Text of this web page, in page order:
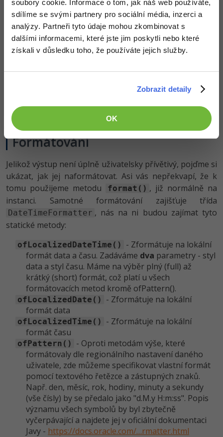
soubory cookie. Informace o tom, jak náš web používáte,
sdílíme se svými partnery pro sociální média, inzerci a
analýzy. Partneři tyto údaje mohou zkombinovat s
dalšími informacemi, které jste jim poskytli nebo které
získali v důsledku toho, že používáte jejich služby.
Zobrazit detaily
OK
tovární metoda, now() , kterou voláme opět přímo na
příslušné třídě:
// Aktuální datum a čas
val datumCas = LocalDateTime.now()
val datum = LocalDate.now()
println(cas)
Formátování
Jelikož výstup není úplně uživatelsky přívětivý, pojďme si
ukázat, jak jej naformátovat. Asi vás nepřekvapí, že k
tomu použijeme metodu
format() , již normálně na
instanci. Samotné formátování zajišťuje třída
DateTimeFormatter , nás na ni budou zajímat tyto
statické metody:
ofLocalizedDateTime()
- Zformátuje na lokální
formát data a času. Zadáváme dva parametry - styl
data a styl času. Máme na výběr plný (full) až
krátký (short) formát, což platí u všech
formátovacích metod kromě ofPattern().
ofLocalizedDate()
- Zformátuje na lokální
formát data
ofLocalizedTime()
- Zformátuje na lokální
formát času
ofPattern()
- Oproti metodám výše, které
formátovaly dle regionálního nastavení daného
uživatele, zde můžeme specifikovat vlastní formát
pomocí textového řetězce a zástupných znaků.
Např. den, měsíc, rok, hodiny, minuty a sekundy
(vše čísly) by se předalo jako "d.M.y H:m:ss". Popis
významu všech symbolů by byl zbytečně
vyčerpávající a najdete jej v oficiální dokumentaci
Javy - https://docs.oracle.com/…rmatter.html